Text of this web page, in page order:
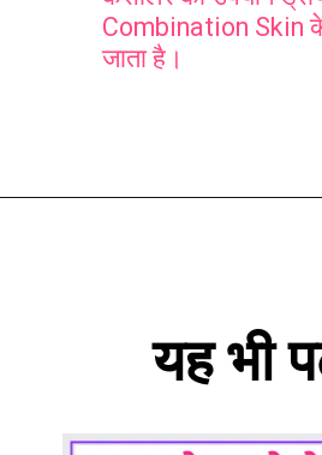
Combination Skin के
जाता है।
यह भी